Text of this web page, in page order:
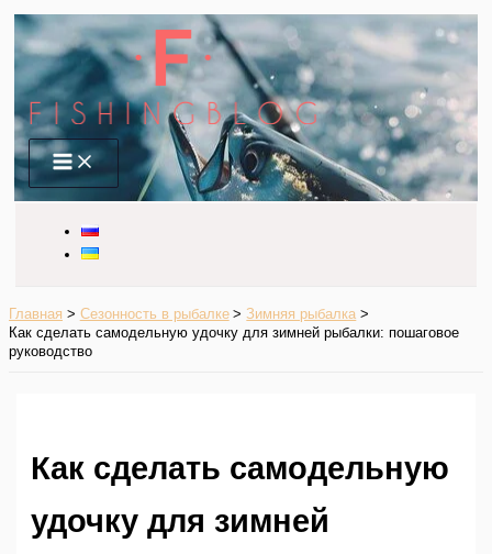
Перейти
содержимому
Main
Menu
Главная Сезонность в рыбалке
Зимняя рыбалка
Как сделать самодельную удочку для зимней рыбалки: пошаговое
руководство
Как сделать самодельную
удочку для зимней